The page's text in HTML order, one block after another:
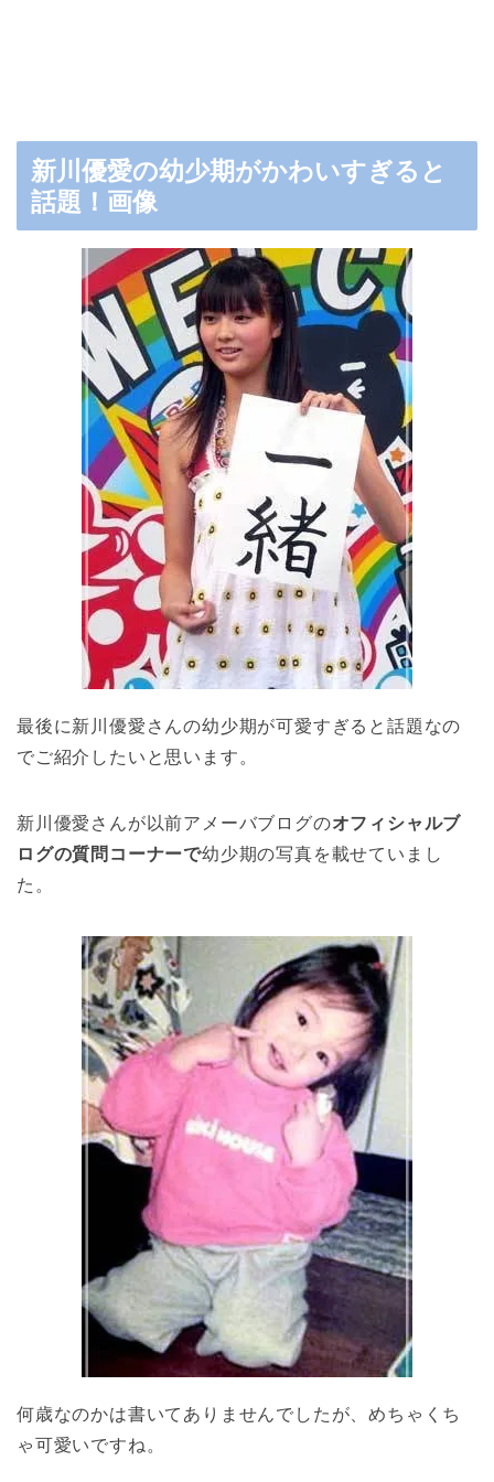
新川優愛の幼少期がかわいすぎると
話題！画像
最後に新川優愛さんの幼少期が可愛すぎると話題なの
でご紹介したいと思います。
新川優愛さんが以前アメーバブログのオフィシャルブ
ログの質問コーナーで幼少期の写真を載せていまし
た。
何歳なのかは書いてありませんでしたが、めちゃくち
ゃ可愛いですね。